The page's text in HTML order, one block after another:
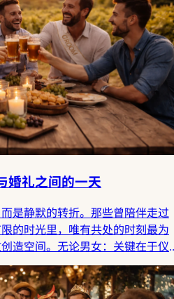
验的选择，既不刻意渲染过程，
婚礼之间的一天
是静默的转折。那些曾陪伴走过
的时光里，唯有共处的时刻最为
造空间。无论男女：关键在于仪
独特的存在。从容不迫。坚实恒